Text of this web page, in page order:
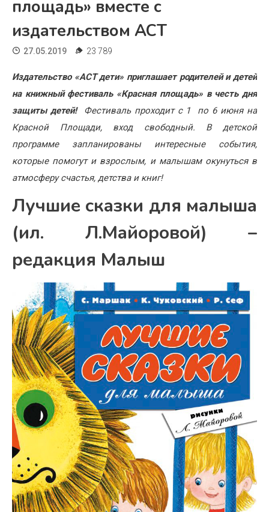
Жизнь
Хобби
Красота
Недвижимость
площадь» вместе с
издательством АСТ
27.05.2019 23 789
Издательство «АСТ дети» приглашает родителей и детей
на книжный фестиваль «Красная площадь» в честь дня
защиты детей! Фестиваль проходит с 1 по 6 июня на
Красной Площади, вход свободный. В детской
программе запланированы интересные события,
которые помогут и взрослым, и малышам окунуться в
атмосферу счастья, детства и книг!
Лучшие сказки для малыша
(ил. Л.Майоровой) –
редакция Малыш